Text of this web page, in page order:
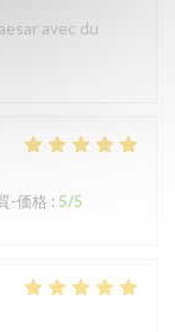
avec du
-価格 :5/5